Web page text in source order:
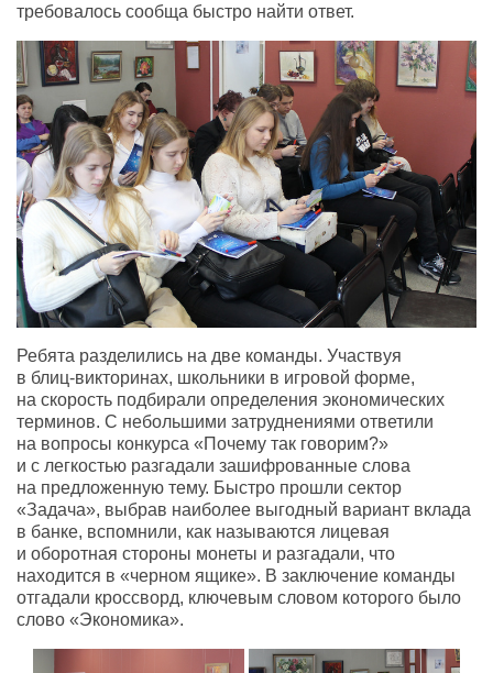
требовалось сообща быстро найти ответ.
Ребята разделились на две команды. Участвуя
в блиц-викторинах, школьники в игровой форме,
на скорость подбирали определения экономических
терминов. С небольшими затруднениями ответили
на вопросы конкурса «Почему так говорим?»
и с легкостью разгадали зашифрованные слова
на предложенную тему. Быстро прошли сектор
«Задача», выбрав наиболее выгодный вариант вклада
в банке, вспомнили, как называются лицевая
и оборотная стороны монеты и разгадали, что
находится в «черном ящике». В заключение команды
отгадали кроссворд, ключевым словом которого было
слово «Экономика».